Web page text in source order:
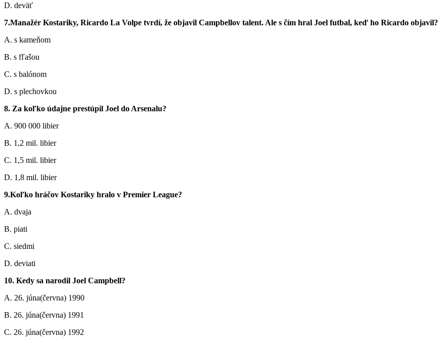
D. deväť
7.Manažér Kostariky, Ricardo La Volpe tvrdí, že objavil Campbellov talent. Ale s čím hral Joel futbal, keď ho Ricardo objavil?
A. s kameňom
B. s fľašou
C. s balónom
D. s plechovkou
8. Za koľko údajne prestúpil Joel do Arsenalu?
A. 900 000 libier
B. 1,2 mil. libier
C. 1,5 mil. libier
D. 1,8 mil. libier
9.Koľko hráčov Kostariky hralo v Premier League?
A. dvaja
B. piati
C. siedmi
D. deviati
10. Kedy sa narodil Joel Campbell?
A. 26. júna(června) 1990
B. 26. júna(června) 1991
C. 26. júna(června) 1992